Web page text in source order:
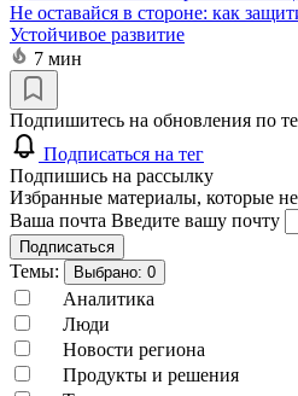
Не оставайся в стороне: как
Устойчивое развитие
7 мин
Подпишитесь на обновления по
Подписаться на тег
Подпишись на рассылку
Избранные материалы, которые
Ваша почта Введите вашу почту
Подписаться
Темы: Выбрано: 0
Аналитика
Люди
Новости региона
Продукты и решения